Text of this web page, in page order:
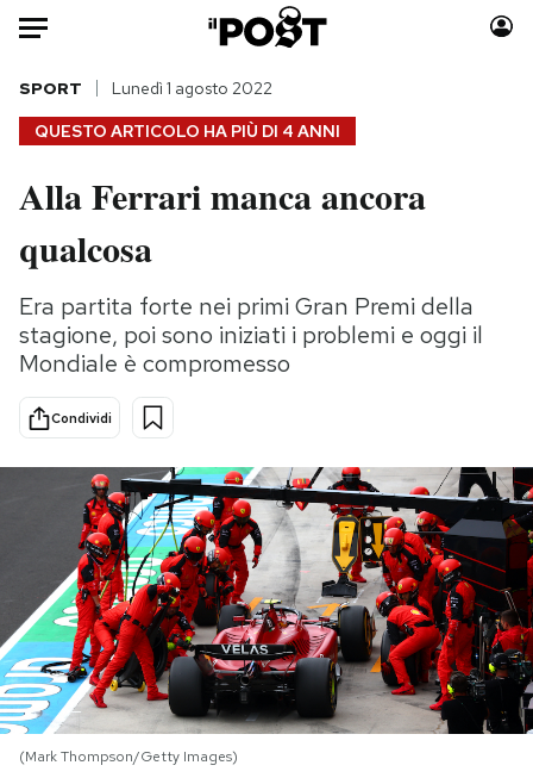
Auto
HOME
Italia
Politica
Tecnologia
Internet
Scienza
Cultura
Economia
Sport
Moda
Storie/Idee
Ok Boomer!
Mondiali calcio 2026
PODCAST
NEWSLETTER
I MIEI PREFERITI
QUESTO ARTICOLO HA PIÙ DI 4 ANNI
SPORT Lunedì 1 agosto 2022
Alla Ferrari manca ancora
qualcosa
Era partita forte nei primi Gran Premi della
stagione, poi sono iniziati i problemi e oggi il
Mondiale è compromesso
Condividi
(Mark Thompson/Getty Images)